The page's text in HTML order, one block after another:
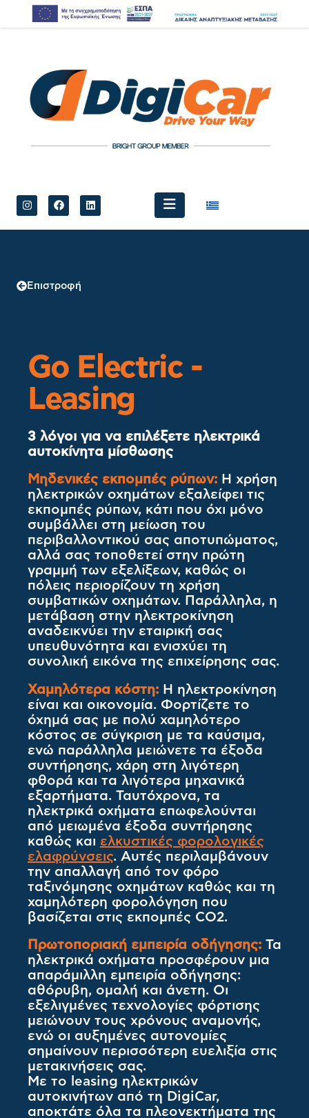
Επιστροφή
Go Electric -
Leasing
3 λόγοι για να επιλέξετε ηλεκτρικά
αυτοκίνητα μίσθωσης
Μηδενικές εκπομπές ρύπων: Η χρήση
ηλεκτρικών οχημάτων εξαλείφει τις
εκπομπές ρύπων, κάτι που όχι μόνο
συμβάλλει στη μείωση του
περιβαλλοντικού σας αποτυπώματος,
αλλά σας τοποθετεί στην πρώτη
γραμμή των εξελίξεων, καθώς οι
πόλεις περιορίζουν τη χρήση
συμβατικών οχημάτων. Παράλληλα, η
μετάβαση στην ηλεκτροκίνηση
αναδεικνύει την εταιρική σας
υπευθυνότητα και ενισχύει τη
συνολική εικόνα της επιχείρησης σας.
Χαμηλότερα κόστη: Η ηλεκτροκίνηση
είναι και οικονομία. Φορτίζετε το
όχημά σας με πολύ χαμηλότερο
κόστος σε σύγκριση με τα καύσιμα,
ενώ παράλληλα μειώνετε τα έξοδα
συντήρησης, χάρη στη λιγότερη
φθορά και τα λιγότερα μηχανικά
εξαρτήματα. Ταυτόχρονα, τα
ηλεκτρικά οχήματα επωφελούνται
από μειωμένα έξοδα συντήρησης
καθώς και ελκυστικές φορολογικές
ελαφρύνσεις. Αυτές περιλαμβάνουν
την απαλλαγή από τον φόρο
ταξινόμησης οχημάτων καθώς και τη
χαμηλότερη φορολόγηση που
βασίζεται στις εκπομπές CO2.
Πρωτοποριακή εμπειρία οδήγησης: Τα
ηλεκτρικά οχήματα προσφέρουν μια
απαράμιλλη εμπειρία οδήγησης:
αθόρυβη, ομαλή και άνετη. Οι
εξελιγμένες τεχνολογίες φόρτισης
μειώνουν τους χρόνους αναμονής,
ενώ οι αυξημένες αυτονομίες
σημαίνουν περισσότερη ευελιξία στις
μετακινήσεις σας.
Με το leasing ηλεκτρικών
αυτοκινήτων από τη DigiCar,
αποκτάτε όλα τα πλεονεκτήματα της